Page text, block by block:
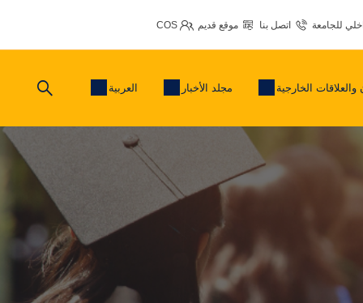
للجامعة اتصل بنا موقع قديم COS
والعلاقات الخارجية مجلد الأخبار العربية